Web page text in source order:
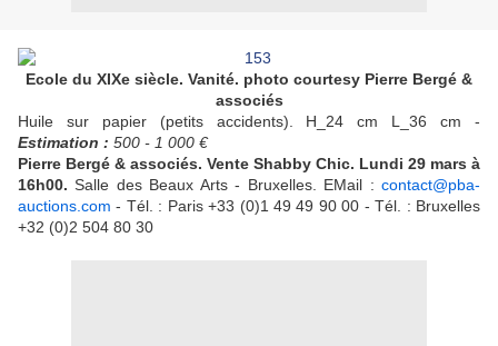
Ecole du XIXe siècle. Vanité. photo courtesy Pierre Bergé &
associés
Huile sur papier (petits accidents). H_24 cm L_36 cm -
Estimation : 500 - 1 000 €
Pierre Bergé & associés. Vente Shabby Chic. Lundi 29 mars à
16h00.Salle des Beaux Arts - Bruxelles. EMail :contact@pba-
auctions.com - Tél. : Paris +33 (0)1 49 49 90 00 - Tél. : Bruxelles
+32 (0)2 504 80 30